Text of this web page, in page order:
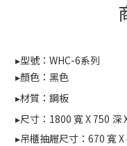
▸型號：WHC-6系列
▸顏色：黑色
▸材質：鋼板
▸尺寸：1800 寬 X 750 深
▸吊櫃抽屜尺寸： 670 寬